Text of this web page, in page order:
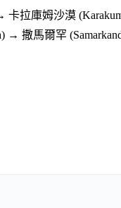
拉庫姆沙漠
→ 撒馬爾罕